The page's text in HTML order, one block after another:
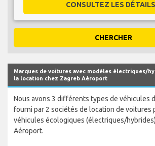
CONSULTEZ LES
CHERCHER
Marques de voitures avec modèles électriques/
la location chez Zagreb Aéroport
Nous avons 3 différents types de véhicules
fourni par 2 sociétés de location de voitures
véhicules écologiques (électriques/
Aéroport.